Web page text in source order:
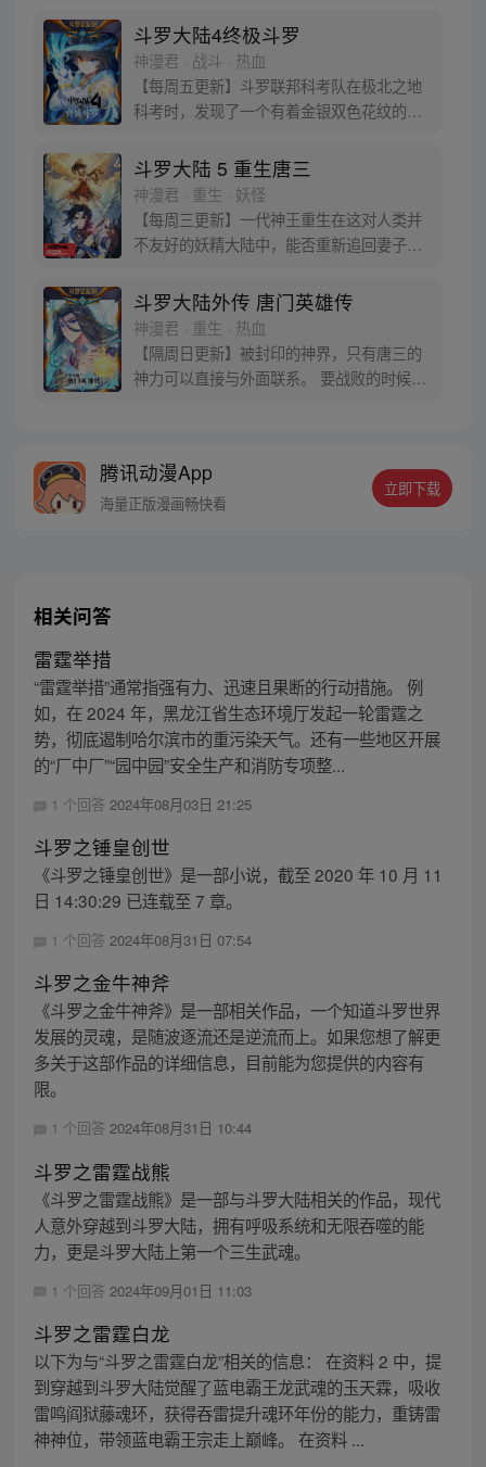
魂”遇上执着而顽强的少年唐舞麟，万众瞩目
的武魂传奇将再次被书写。我们不期待奇
迹，但要给奇迹一个机会。
斗罗大陆4终极斗罗
神漫君 · 战斗 · 热血
【每周五更新】斗罗联邦科考队在极北之地
科考时，发现了一个有着金银双色花纹的
于是赶忙将其带回研究所进行孵化。蛋孵化
出来了，可孵出来的是一个婴儿，一个和人
类一模一样的孩子；与此同时，联邦研究所
正在解冻一名银色长发女子，而一名蓝发青
年则在海滨被人发现
斗罗大陆 5 重生唐三
神漫君 · 重生 · 妖怪
【每周三更新】一代神王重生在这对人类并
不友好的妖精大陆中，能否重新追回妻子。
路？尽在一代神王至情追妻之旅，斗罗大陆
第五部，重生唐三!
斗罗大陆外传 唐门英雄传
神漫君 · 重生 · 热血
【隔周日更新】被封印的神界，只有唐三的
神力可以直接与外面联系。 要战败的时候，
战！
腾讯动漫App
海量正版漫画畅快看
立即下载
相关问答
雷霆举措
“雷霆举措”通常指强有力、迅速且果断的行动措施。 例
如，在 2024 年，黑龙江省生态环境厅发起一轮雷霆之
势，彻底遏制哈尔滨市的重污染天气。还有一些地区开展
的“厂中厂”“园中园”安全生产和消防专项整...
1 个回答 2024年08月03日 21:25
斗罗之锤皇创世
《斗罗之锤皇创世》是一部小说，截至 2020 年 10 月 11
日 14:30:29 已连载至 7 章。
1 个回答 2024年08月31日 07:54
斗罗之金牛神斧
《斗罗之金牛神斧》是一部相关作品，一个知道斗罗世界
发展的灵魂，是随波逐流还是逆流而上。如果您想了解更
多关于这部作品的详细信息，目前能为您提供的内容有
限。
1 个回答 2024年08月31日 10:44
斗罗之雷霆战熊
《斗罗之雷霆战熊》是一部与斗罗大陆相关的作品，现代
人意外穿越到斗罗大陆，拥有呼吸系统和无限吞噬的能
力，更是斗罗大陆上第一个三生武魂。
1 个回答 2024年09月01日 11:03
斗罗之雷霆白龙
以下为与“斗罗之雷霆白龙”相关的信息： 在资料 2 中，提
到穿越到斗罗大陆觉醒了蓝电霸王龙武魂的玉天霖，吸收
雷鸣阎狱藤魂环，获得吞雷提升魂环年份的能力，重铸雷
神神位，带领蓝电霸王宗走上巅峰。 在资料 ...